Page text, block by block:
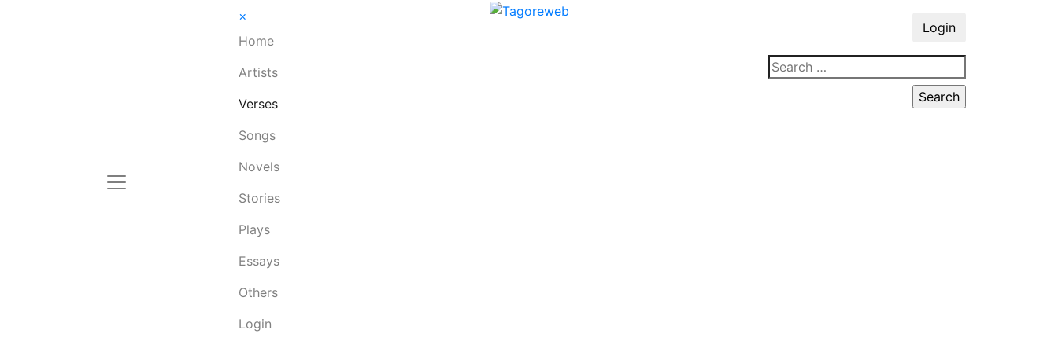
×
Home
Artists
Verses
Songs
Novels
Stories
Plays
Essays
Others
Login
Login